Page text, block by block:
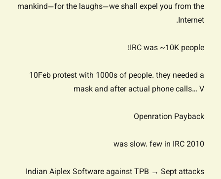
mankind—for the laughs—we shall expel you from the
Internet.
IRC was ~10K people!
10Feb protest with 1000s of people. they needed a
mask and after actual phone calls… V
Openration Payback
2010 was slow. few in IRC
Indian Aiplex Software against TPB → Sept attacks